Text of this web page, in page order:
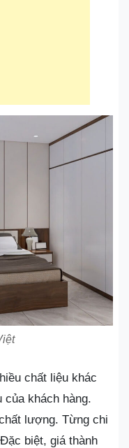
chất liệu khác
của khách hàng.
lượng. Từng chi
biệt, giá thành